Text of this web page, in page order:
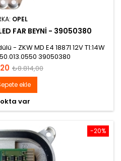
OPEL
FAR BEYNI - 39050380
- ZKW MD E4 18871 12V T1:14W
39050380
Normal
fiyat
₺8.814,00
ekle
var
-20%